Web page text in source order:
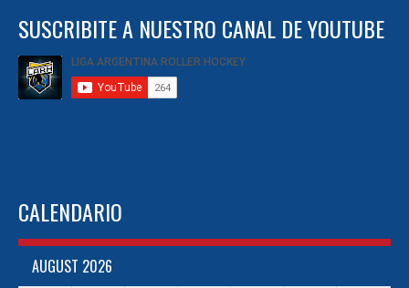
SUSCRIBITE A NUESTRO CANAL DE YOUTUBE
CALENDARIO
AUGUST 2026